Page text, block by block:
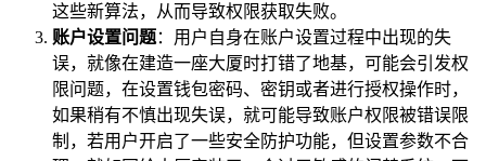
这些新算法，从而导致权限获取失败。
账户设置问题：用户自身在账户设置过程中出现的失
误，就像在建造一座大厦时打错了地基，可能会引发权
限问题，在设置钱包密码、密钥或者进行授权操作时，
如果稍有不慎出现失误，就可能导致账户权限被错误限
制，若用户开启了一些安全防护功能，但设置参数不合